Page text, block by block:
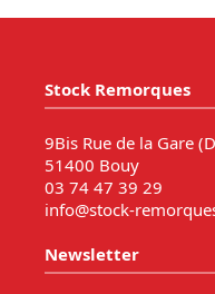
Stock Remorques
9Bis Rue de la Gare
51400 Bouy
03 74 47 39 29
info@stock-
Newsletter